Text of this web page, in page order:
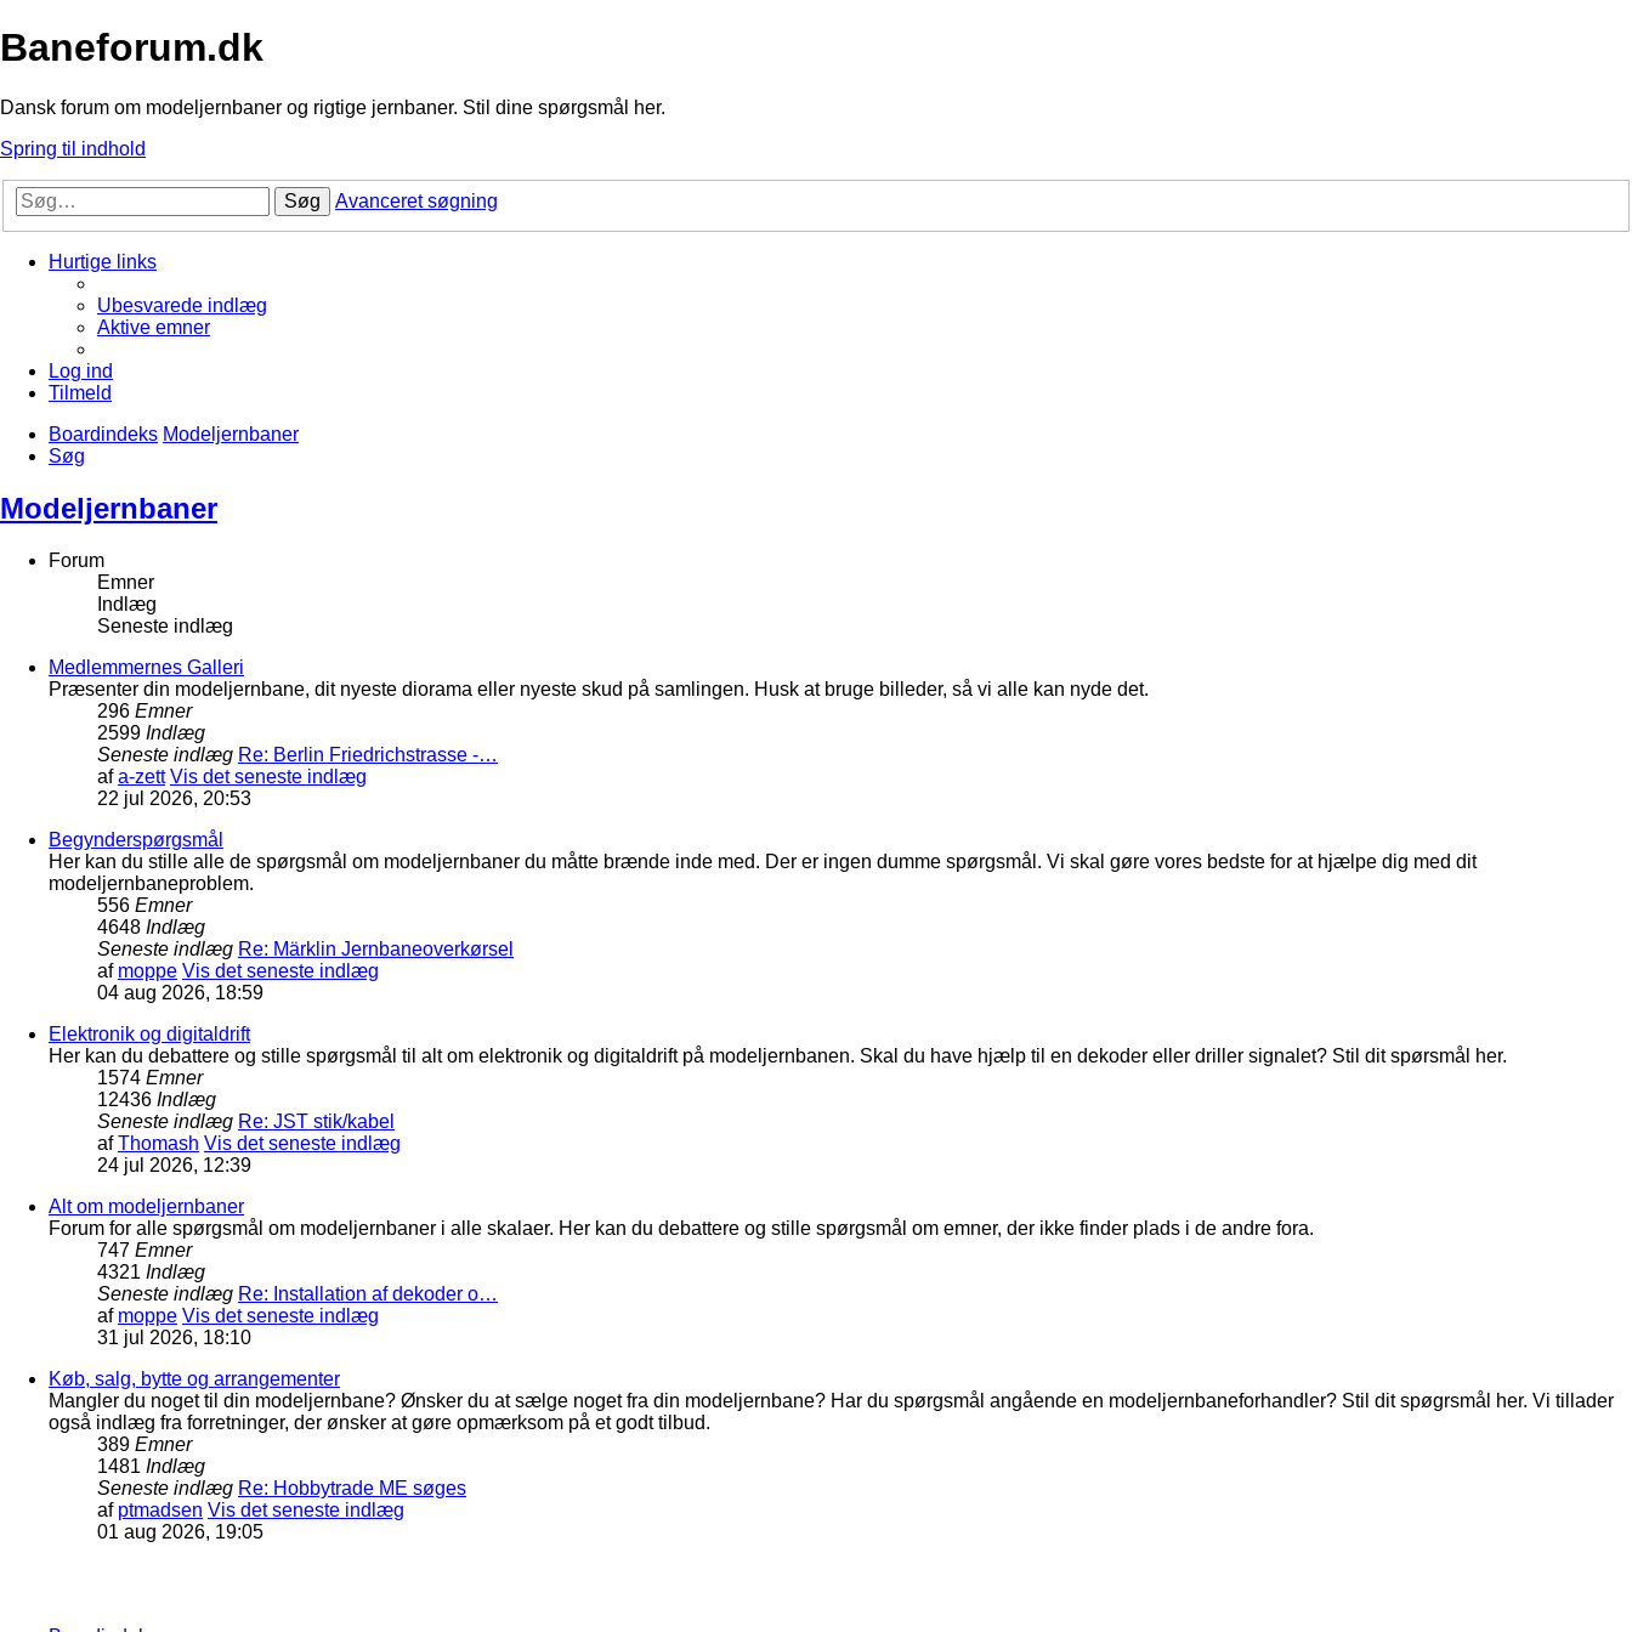
Baneforum.dk
Dansk forum om modeljernbaner og rigtige jernbaner. Stil dine spørgsmål her.
Spring til indhold
Søg Avanceret søgning
Hurtige links
Ubesvarede indlæg
Aktive emner
Log ind
Tilmeld
Boardindeks Modeljernbaner
Søg
Modeljernbaner
Forum
Emner
Indlæg
Seneste indlæg
Medlemmernes Galleri
Præsenter din modeljernbane, dit nyeste diorama eller nyeste skud på samlingen. Husk at bruge billeder, så vi alle kan nyde det.
296 Emner
2599 Indlæg
Seneste indlæg Re: Berlin Friedrichstrasse -…
afa-zett Vis det seneste indlæg
22 jul 2026, 20:53
Begynderspørgsmål
Her kan du stille alle de spørgsmål om modeljernbaner du måtte brænde inde med. Der er ingen dumme spørgsmål. Vi skal gøre vores bedste for at hjælpe dig med dit
modeljernbaneproblem.
556 Emner
4648 Indlæg
Seneste indlæg Re: Märklin Jernbaneoverkørsel
af moppe Vis det seneste indlæg
04 aug 2026, 18:59
Elektronik og digitaldrift
Her kan du debattere og stille spørgsmål til alt om elektronik og digitaldrift på modeljernbanen. Skal du have hjælp til en dekoder eller driller signalet? Stil dit spørsmål her.
1574 Emner
12436 Indlæg
Seneste indlæg Re: JST stik/kabel
afThomash Vis det seneste indlæg
24 jul 2026, 12:39
Alt om modeljernbaner
Forum for alle spørgsmål om modeljernbaner i alle skalaer. Her kan du debattere og stille spørgsmål om emner, der ikke finder plads i de andre fora.
747 Emner
4321 Indlæg
Seneste indlæg Re: Installation af dekoder o…
af moppe Vis det seneste indlæg
31 jul 2026, 18:10
Køb, salg, bytte og arrangementer
Mangler du noget til din modeljernbane? Ønsker du at sælge noget fra din modeljernbane? Har du spørgsmål angående en modeljernbaneforhandler? Stil dit spøgrsmål her. Vi tillader
også indlæg fra forretninger, der ønsker at gøre opmærksom på et godt tilbud.
389 Emner
1481 Indlæg
Seneste indlæg Re: Hobbytrade ME søges
af ptmadsen Vis det seneste indlæg
01 aug 2026, 19:05